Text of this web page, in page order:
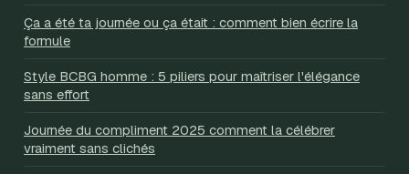
Ça a été ta journée ou ça était : comment bien écrire la
formule
Style BCBG homme : 5 piliers pour maîtriser l'élégance
sans effort
Journée du compliment 2025 comment la célébrer
vraiment sans clichés